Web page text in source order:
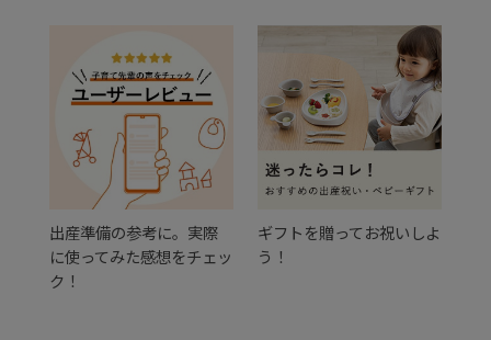
出産準備の参考に。実際
に使ってみた感想をチェッ
ク！
ギフトを贈ってお祝いしよ
う！